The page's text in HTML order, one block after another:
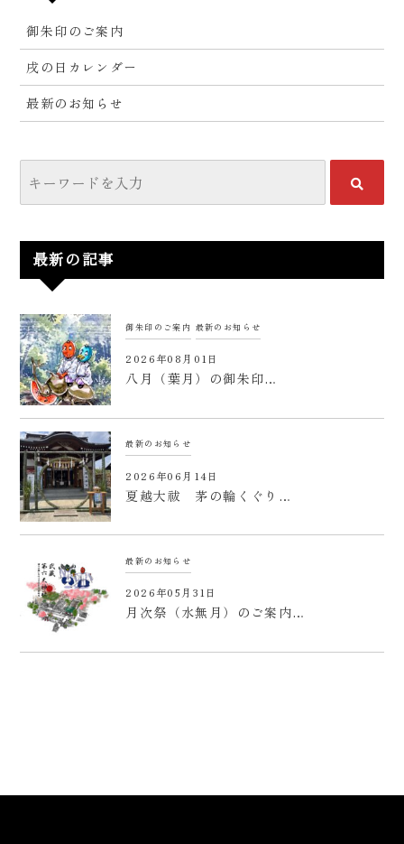
御朱印のご案内
戌の日カレンダー
最新のお知らせ
最新の記事
御朱印のご案内 最新のお知らせ
2026年08月01日
八月（葉月）の御朱印…
最新のお知らせ
2026年06月14日
夏越大祓 茅の輪くぐり…
最新のお知らせ
2026年05月31日
月次祭（水無月）のご案内…